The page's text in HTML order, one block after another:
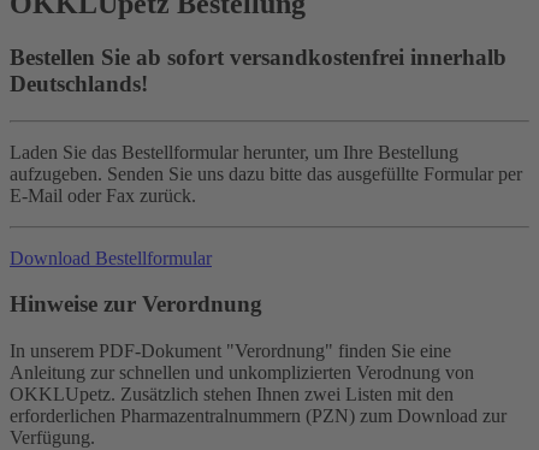
Bestellen Sie ab sofort versandkostenfrei innerhalb
Deutschlands!
Laden Sie das Bestellformular herunter, um Ihre Bestellung
aufzugeben. Senden Sie uns dazu bitte das ausgefüllte Formular per
E-Mail oder Fax zurück.
Download Bestellformular
Hinweise zur Verordnung
In unserem PDF-Dokument "Verordnung" finden Sie eine
Anleitung zur schnellen und unkomplizierten Verodnung von
OKKLUpetz. Zusätzlich stehen Ihnen zwei Listen mit den
erforderlichen Pharmazentralnummern (PZN) zum Download zur
Verfügung.